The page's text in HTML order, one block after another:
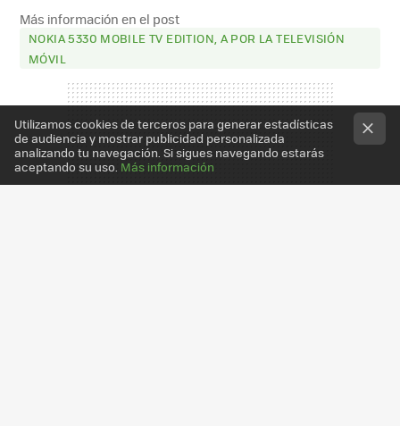
Más información en el post
NOKIA 5330 MOBILE TV EDITION, A POR LA TELEVISIÓN
MÓVIL
Utilizamos cookies de terceros para generar estadísticas
de audiencia y mostrar publicidad personalizada
analizando tu navegación. Si sigues navegando estarás
aceptando su uso. Más información